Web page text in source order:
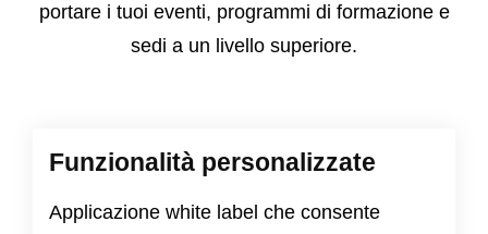
portare i tuoi eventi, programmi di formazione e
sedi a un livello superiore.
Funzionalità personalizzate
Applicazione white label che consente